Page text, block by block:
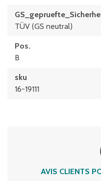
TÜV (GS neutral)
Pos.
B
sku
16-19111
AVIS CLIENTS